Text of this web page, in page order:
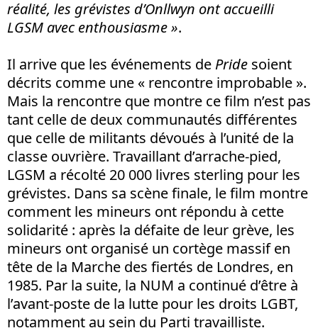
réalité, les grévistes d’Onllwyn ont accueilli
LGSM avec enthousiasme ».
Il arrive que les événements de Pride soient
décrits comme une « rencontre improbable ».
Mais la rencontre que montre ce film n’est pas
tant celle de deux communautés différentes
que celle de militants dévoués à l’unité de la
classe ouvrière. Travaillant d’arrache-pied,
LGSM a récolté 20 000 livres sterling pour les
grévistes. Dans sa scène finale, le film montre
comment les mineurs ont répondu à cette
solidarité : après la défaite de leur grève, les
mineurs ont organisé un cortège massif en
tête de la Marche des fiertés de Londres, en
1985. Par la suite, la NUM a continué d’être à
l’avant-poste de la lutte pour les droits LGBT,
notamment au sein du Parti travailliste.